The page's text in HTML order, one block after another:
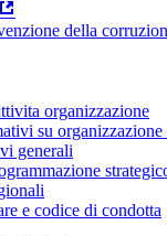
della
organizzazione
su organizzazione
generali
e codice di condotta